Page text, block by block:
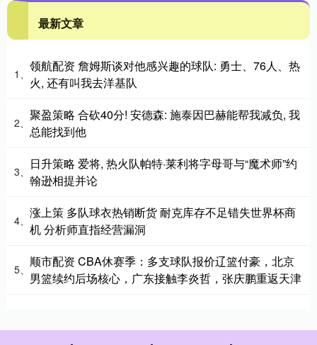
最新文章
1、
领航配资 詹姆斯谈对他感兴趣的球队: 勇士、76人、热
火, 还有叫我去洋基队
2、
聚盈策略 合砍40分! 安德森: 施泰因巴赫能帮我减负, 我
总能找到他
3、
日升策略 爱将, 热火队帕特·莱利将字母哥与“魔术师”约
翰逊相提并论
4、
涨上策 多队球衣热销断货 耐克库存不足错失世界杯商
机 分析师直指经营漏洞
5、
顺市配资 CBA休赛季：多支球队报价辽篮付豪，北京
男篮续约后场核心，广东接触李炎哲，张庆鹏重返天津